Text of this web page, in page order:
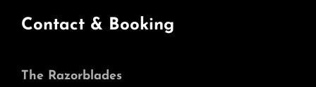
Contact & Booking
The Razorblades